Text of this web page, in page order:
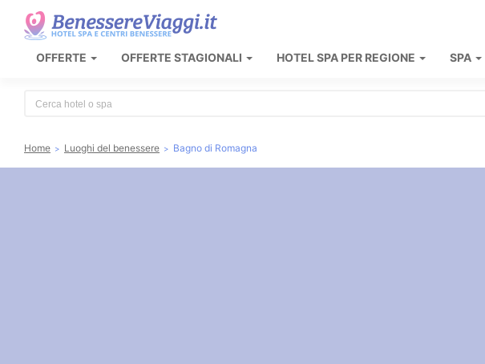
OFFERTE OFFERTE STAGIONALI HOTEL SPA PER REGIONE SPA
Home Luoghi del benessere Bagno di Romagna